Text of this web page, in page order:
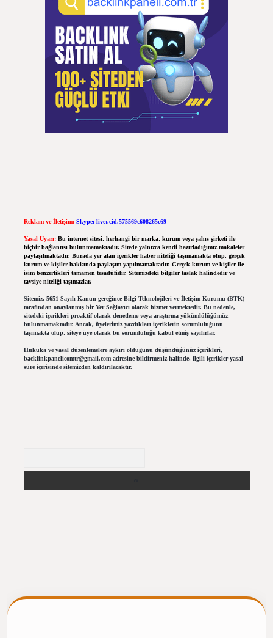
Reklam ve İletişim: Skype: live:.cid.575569c608265c69
Yasal Uyarı: Bu internet sitesi, herhangi bir marka, kurum veya şahıs şirketi ile
hiçbir bağlantısı bulunmamaktadır. Sitede yalnızca kendi hazırladığımız makaleler
paylaşılmaktadır. Burada yer alan içerikler haber niteliği taşımamakta olup, gerçek
kurum ve kişiler hakkında paylaşım yapılmamaktadır. Gerçek kurum ve kişiler ile
isim benzerlikleri tamamen tesadüfidir. Sitemizdeki bilgiler taslak halindedir ve
tavsiye niteliği taşımazlar.
Sitemiz, 5651 Sayılı Kanun gereğince Bilgi Teknolojileri ve İletişim Kurumu (BTK)
tarafından onaylanmış bir Yer Sağlayıcı olarak hizmet vermektedir. Bu nedenle,
sitedeki içerikleri proaktif olarak denetleme veya araştırma yükümlülüğümüz
bulunmamaktadır. Ancak, üyelerimiz yazdıkları içeriklerin sorumluluğunu
taşımakta olup, siteye üye olarak bu sorumluluğu kabul etmiş sayılırlar.
Hukuka ve yasal düzenlemelere aykırı olduğunu düşündüğünüz içerikleri,
backlinkpanelicomtr@gmail.comadresine bildirmeniz halinde, ilgili içerikler yasal
süre içerisinde sitemizden kaldırılacaktır.